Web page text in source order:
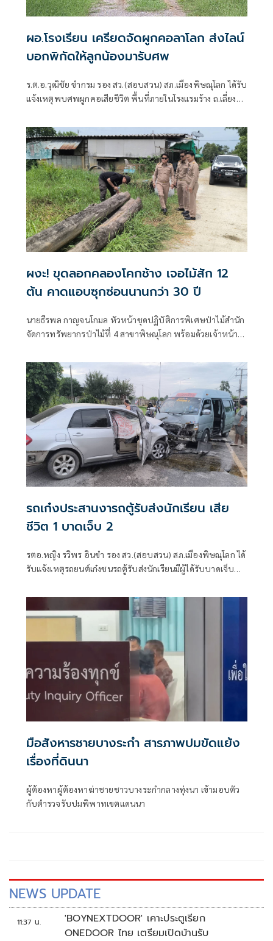
ผอ.โรงเรียน เครียดจัดผูกคอลาโลก ส่งไลน์
บอกพิกัดให้ลูกน้องมารับศพ
ร.ต.อ.วุฒิชัย ขำกรม รอง สว.(สอบสวน) สภ.เมืองพิษณุโลก ได้รับ
แจ้งเหตุพบศพผูกคอเสียชีวิต พื้นที่ภายในโรงแรมร้าง ถ.เลี่ยง
พิษณุโลก จึงรุดตรวจสอบที่เกิดเหตุพร้อมด้วยกู้ภัยพิษณุโลก
มูลนิธิประสาทบุญสถาน แพทย์เวรโรงพยาบาลพุทธชินราช
พิษณุโลก เมื่อมาถึงที่เกิดเหตุพบร่างผู้เสียชีวิตผูกคอตนเองใต้
ต้นยาง
ผงะ! ขุดลอกคลองโคกช้าง เจอไม้สัก 12
ต้น คาดแอบซุกซ่อนนานกว่า 30 ปี
นายธีรพล กาญจนโกมล หัวหน้าชุดปฏิบัติการพิเศษป่าไม้สำนัก
จัดการทรัพยากรป่าไม้ที่ 4 สาขาพิษณุโลก พร้อมด้วยเจ้าหน้าที่
ช้าง หมู่ 7 ต.สมอแข อ.เมือง จ.พิษณุโลก ซึ่งเจ้าหน้าที่คาดว่าไม้
สัก ถูกซุ
รถเก๋งประสานงารถตู้รับส่งนักเรียน เสีย
ชีวิต 1 บาดเจ็บ 2
รตอ.หญิง รวิพร อินขำ รอง สว.(สอบสวน) สภ.เมืองพิษณุโลก ได้
รับแจ้งเหตุรถยนต์เก๋งชนรถตู้รับส่งนักเรียนมีผู้ได้รับบาดเจ็บ
อำเภอเมือง จังหวัดพิษณุโลก จึงรุดตรวจสอบที่เกิดเหตุพร้อม
ด้วยสมาคมกู้ภัยข่าวภาพ พิษณุโลก แพทย์เวรโรงพยาบาล
มหาวิทยาลัยนเรศวร พิษณุโลก
มือสังหารชายบางระกำ สารภาพปมขัดแย้ง
เรื่องที่ดินนา
ผู้ต้องหาผู้ต้องหาฆ่าชายชาวบางระกำกลางทุ่งนา เข้ามอบตัว
กับตำรวจรับปมพิพาทเขตแดนนา
NEWS UPDATE
11:37 น.
'BOYNEXTDOOR' เคาะประตูเรียก
ONEDOOR ไทย เตรียมเปิดบ้านรับ